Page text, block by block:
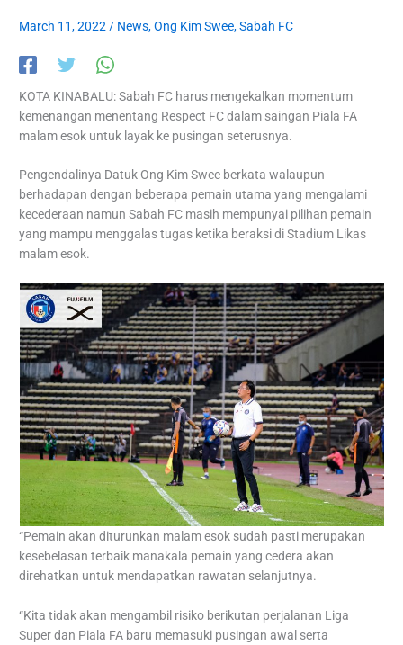
March 11, 2022/ News,Ong Kim Swee,Sabah FC
KOTA KINABALU: Sabah FC harus mengekalkan momentum
kemenangan menentang Respect FC dalam saingan Piala FA
malam esok untuk layak ke pusingan seterusnya.
Pengendalinya Datuk Ong Kim Swee berkata walaupun
berhadapan dengan beberapa pemain utama yang mengalami
kecederaan namun Sabah FC masih mempunyai pilihan pemain
yang mampu menggalas tugas ketika beraksi di Stadium Likas
malam esok.
“Pemain akan diturunkan malam esok sudah pasti merupakan
kesebelasan terbaik manakala pemain yang cedera akan
direhatkan untuk mendapatkan rawatan selanjutnya.
“Kita tidak akan mengambil risiko berikutan perjalanan Liga
Super dan Piala FA baru memasuki pusingan awal serta